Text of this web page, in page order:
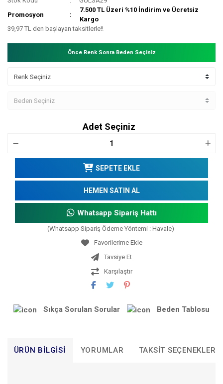
Promosyon
7.500 TL Üzeri %10 İndirim ve Ücretsiz
Kargo
39,97 TL den başlayan taksitlerle!!
Önce Renk Sonra Beden Seçiniz
Adet Seçiniz
SEPETE EKLE
HEMEN SATIN AL
Whatsapp Sipariş Hattı
(Whatsapp Sipariş Ödeme Yöntemi : Havale)
Tavsiye Et
Karşılaştır
Sıkça Sorulan Sorular Beden Tablosu
ÜRÜN BILGISI YORUMLAR TAKSIT SEÇENEKLERI